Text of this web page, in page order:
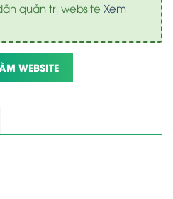
quản trị website Xem
WEBSITE